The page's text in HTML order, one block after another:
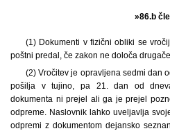
»86.b
(1) Dokumenti v fizični obliki se
poštni predal, če zakon ne določa drugače.
(2) Vročitev je opravljena sedmi dan
pošilja v tujino, pa 21. dan od
dokumenta ni prejel ali ga je prejel
odpreme. Naslovnik lahko uveljavlja
odpremi z dokumentom dejansko